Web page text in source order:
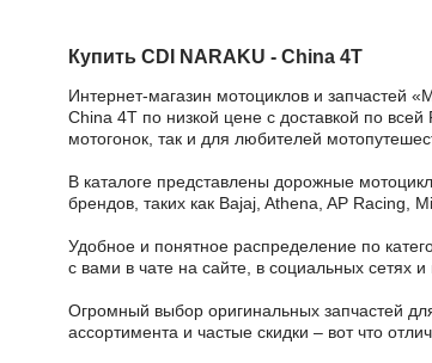
Купить CDI NARAKU - China 4T
Интернет-магазин мотоциклов и запчастей
China 4T по низкой цене с доставкой по
мотогонок, так и для любителей
В каталоге представлены дорожные
брендов, таких как Bajaj, Athena, AP Racing,
Удобное и понятное распределение по
с вами в чате на сайте, в социальных сетях
Огромный выбор оригинальных запчастей
ассортимента и частые скидки – вот что